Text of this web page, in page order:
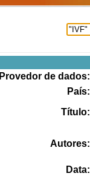
Provedor de dados:
País:
Título:
Autores:
Data: